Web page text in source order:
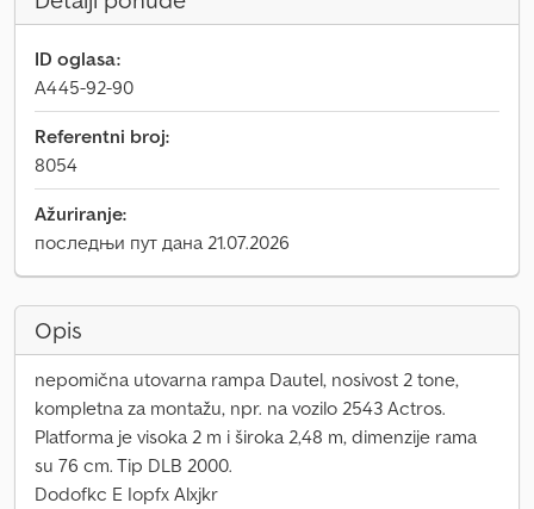
ID oglasa:
A445-92-90
Referentni broj:
8054
Ažuriranje:
последњи пут дана 21.07.2026
Opis
nepomična utovarna rampa Dautel, nosivost 2 tone,
kompletna za montažu, npr. na vozilo 2543 Actros.
Platforma je visoka 2 m i široka 2,48 m, dimenzije rama
su 76 cm. Tip DLB 2000.
Dodofkc E Iopfx Alxjkr